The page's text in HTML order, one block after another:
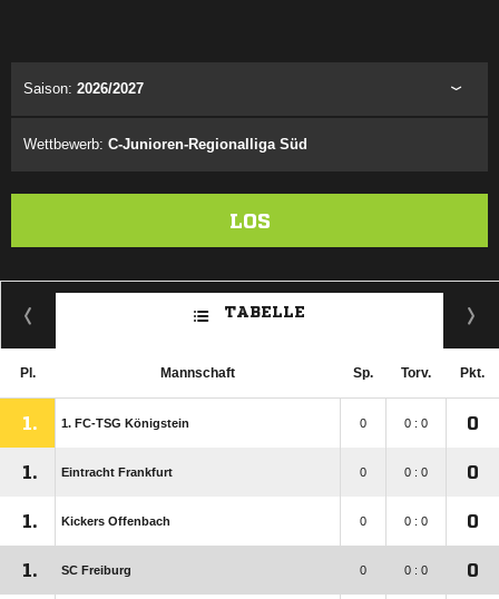
Saison: 2026/2027
Wettbewerb: C-Junioren-Regionalliga Süd
LOS
TABELLE
Pl. Mannschaft Sp. Torv. Pkt.
1. 1. FC-TSG Königstein 0 0 : 0 0
1. Eintracht Frankfurt 0 0 : 0 0
1. Kickers Offenbach 0 0 : 0 0
1. SC Freiburg 0 0 : 0 0